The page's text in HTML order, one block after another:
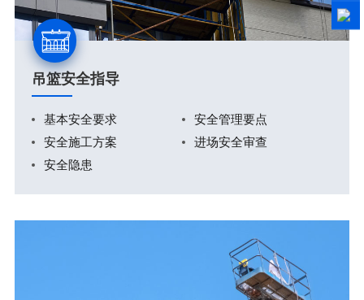
吊篮安全指导
基本安全要求
安全管理要点
安全施工方案
进场安全审查
安全隐患